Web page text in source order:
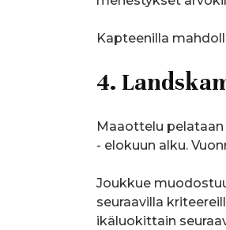
Kapteenilla
4.
Maaottelu
- elokuun alku.
Joukkue
seuraavilla
ikäluokittain